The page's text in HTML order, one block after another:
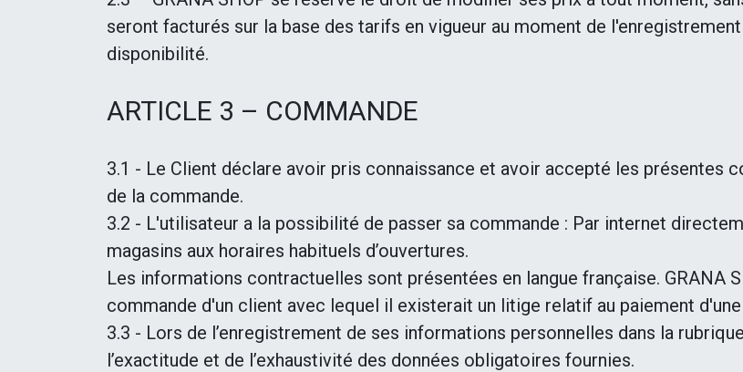
seront facturés sur la base des tarifs en vigueur au moment de
disponibilité.
ARTICLE 3 – COMMANDE
3.1 - Le Client déclare avoir pris connaissance et avoir accepté les présentes
de la commande.
3.2 - L'utilisateur a la possibilité de passer sa commande : Par internet
magasins aux horaires habituels d’ouvertures.
Les informations contractuelles sont présentées en langue française. GRANA
commande d'un client avec lequel il existerait un litige relatif au paiement
3.3 - Lors de l’enregistrement de ses informations personnelles dans la
l’exactitude et de l’exhaustivité des données obligatoires fournies.